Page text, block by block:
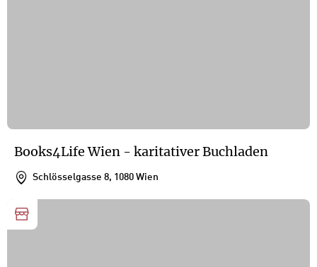
Books4Life Wien - karitativer Buchladen
Schlösselgasse 8, 1080 Wien